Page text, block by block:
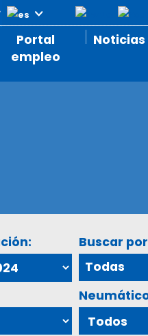
Portal
empleo
Noticias
Buscar